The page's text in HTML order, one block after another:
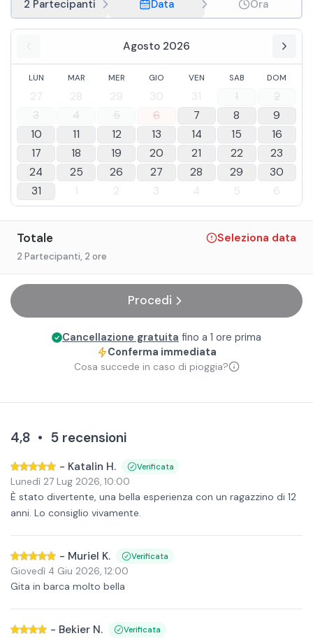
2 Partecipanti Data Ora
Agosto 2026
LUN MAR MER GIO VEN SAB DOM
27 28 29 30 31 1
2
3
4 5 6 7 8
9
10
11 12 13 14 15
16
17
18 19 20 21 22
23
24
25 26 27 28 29
30
31
1 2 3 4 5 6
Totale Seleziona data
2 Partecipanti, 2 ore
Procedi
Cancellazione gratuita fino a 1 ore prima
Conferma immediata
Cosa succede in caso di pioggia?
4,8 • 5 recensioni
- Katalin H. Verificata
Lunedì 27 Lug 2026, 10:00
È stato divertente, una bella esperienza con un ragazzino di 12
anni. Lo consiglio vivamente.
- Muriel K. Verificata
Giovedì 4 Giu 2026, 12:00
Gita in barca molto bella
- Bekier N. Verificata